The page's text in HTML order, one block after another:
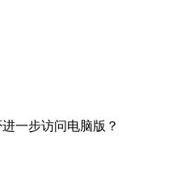
一步访问电脑版？